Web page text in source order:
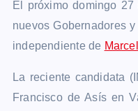
El próximo domingo
nuevos Gobernadores
independiente de
La reciente candidata
Francisco de Asís en